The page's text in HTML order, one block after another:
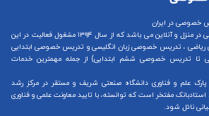
خصوصی در ایران
منزل و آنلاین
می باشد که از سال ۱۳۹۴ مشغول فعالیت در این
، تدریس خصوصی زبان انگلیسیو تدریس خصوصی ابتدایی
تا تدریس خصوصی ششم ابتدایی) از جمله مهمترین خدمات
علم و فناوری دانشگاه صنعتی شریف و مستقر در مرکز رشد
مفتخر است که توانسته، با تایید معاونت علمی و فناوری
نائل شود.